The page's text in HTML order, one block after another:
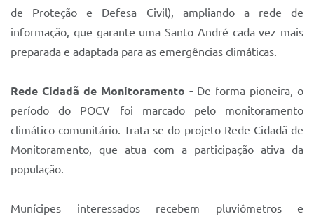
de Proteção e Defesa Civil), ampliando a rede de
informação, que garante uma Santo André cada vez mais
preparada e adaptada para as emergências climáticas.
Rede Cidadã de Monitoramento - De forma pioneira, o
período do POCV foi marcado pelo monitoramento
climático comunitário. Trata-se do projeto Rede Cidadã de
Monitoramento, que atua com a participação ativa da
população.
Munícipes interessados recebem pluviômetros e